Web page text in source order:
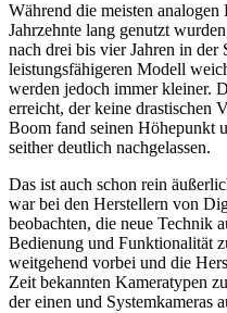
Während die meisten
Jahrzehnte lang genutzt
nach drei bis vier Jahren in der
leistungsfähigeren Modell
werden jedoch immer kleiner.
erreicht, der keine drastischen
Boom fand seinen Höhepunkt
seither deutlich nachgelassen.
Das ist auch schon rein
war bei den Herstellern von
beobachten, die neue Technik
Bedienung und Funktionalität
weitgehend vorbei und die
Zeit bekannten Kameratypen
der einen und Systemkameras